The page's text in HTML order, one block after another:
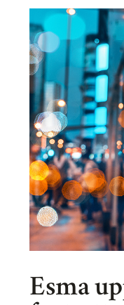
Esma